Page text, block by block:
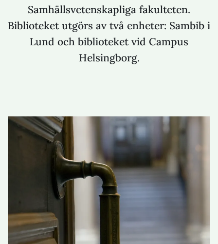
Samhällsvetenskapliga fakulteten.
Biblioteket utgörs av två enheter: Sambib i
Lund och biblioteket vid Campus
Helsingborg.